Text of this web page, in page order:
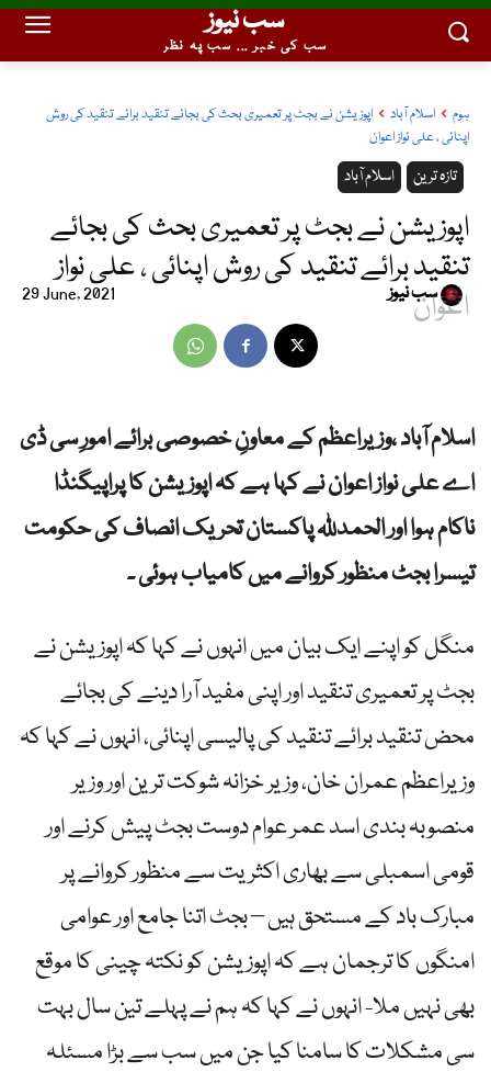
سب نیوز
سب کی خبر ... سب پہ نظر
ہوم اسلام آباد
اپوزیشن نے بجٹ پر تعمیری بحث کی بجائے تنقید برائے تنقید کی روش
اپنائی ، علی نواز اعوان
اسلام آباد تازہ ترین
اپوزیشن نے بجٹ پر تعمیری بحث کی بجائے
تنقید برائے تنقید کی روش اپنائی ، علی نواز
اعوان
29 June, 2021 سب نیوز
اسلام آباد ،وزیراعظم کے معاونِ خصوصی برائے امورِ سی ڈی
اے علی نواز اعوان نے کہا ہے کہ اپوزیشن کا پراپیگنڈا
ناکام ہوا اور الحمدللہ پاکستان تحریک انصاف کی حکومت
تیسرا بجٹ منظور کروانے میں کامیاب ہوئی ۔
منگل کو اپنے ایک بیان میں انہوں نے کہا کہ اپوزیشن نے
بجٹ پر تعمیری تنقید اور اپنی مفید آرا دینے کی بجائے
محض تنقید برائے تنقید کی پالیسی اپنائی، انہوں نے کہا کہ
وزیراعظم عمران خان، وزیر خزانہ شوکت ترین اور وزیر
منصوبہ بندی اسد عمر عوام دوست بجٹ پیش کرنے اور
قومی اسمبلی سے بھاری اکثریت سے منظور کروانے پر
مبارک باد کے مستحق ہیں – بجٹ اتنا جامع اور عوامی
امنگوں کا ترجمان ہے کہ اپوزیشن کو نکتہ چینی کا موقع
بھی نہیں ملا- انہوں نے کہا کہ ہم نے پہلے تین سال بہت
سی مشکلات کا سامنا کیا جن میں سب سے بڑا مسئلہ